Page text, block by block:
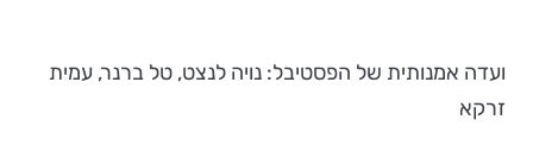
ועדה אמנותית של הפסטיבל: נויה לנצט, טל ברנר, עמית
זרקא